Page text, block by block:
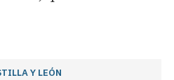
Y LEÓN